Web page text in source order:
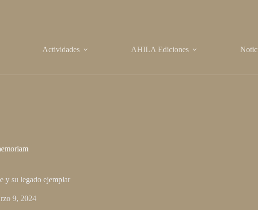
Actividades AHILA Ediciones
y su legado ejemplar
9, 2024